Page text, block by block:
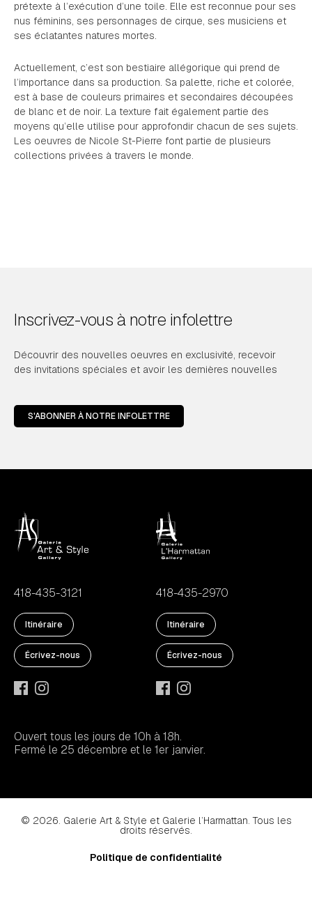
prétexte à l’exécution d’une toile. Elle est reconnue pour ses
nus féminins, ses personnages de cirque, ses musiciens et
ses éclatantes natures mortes.
Actuellement, c’est son bestiaire allégorique qui prend de
l’importance dans sa production. Sa palette, riche et colorée,
est à base de couleurs primaires et secondaires découpées
de blanc et de noir. La texture fait également partie des
moyens qu’elle utilise pour approfondir chacun de ses sujets.
Les oeuvres de Nicole St-Pierre font partie de plusieurs
collections privées à travers le monde.
Inscrivez-vous à notre infolettre
Découvrir des nouvelles oeuvres en exclusivité, recevoir
des invitations spéciales et avoir les dernières nouvelles
S'ABONNER À NOTRE INFOLETTRE
418-435-3121
Itinéraire
Écrivez-nous
418-435-2970
Itinéraire
Écrivez-nous
Ouvert tous les jours de 10h à 18h.
Fermé le 25 décembre et le 1er janvier.
© 2026. Galerie Art & Style et Galerie l’Harmattan. Tous les
droits réservés.
Politique de confidentialité